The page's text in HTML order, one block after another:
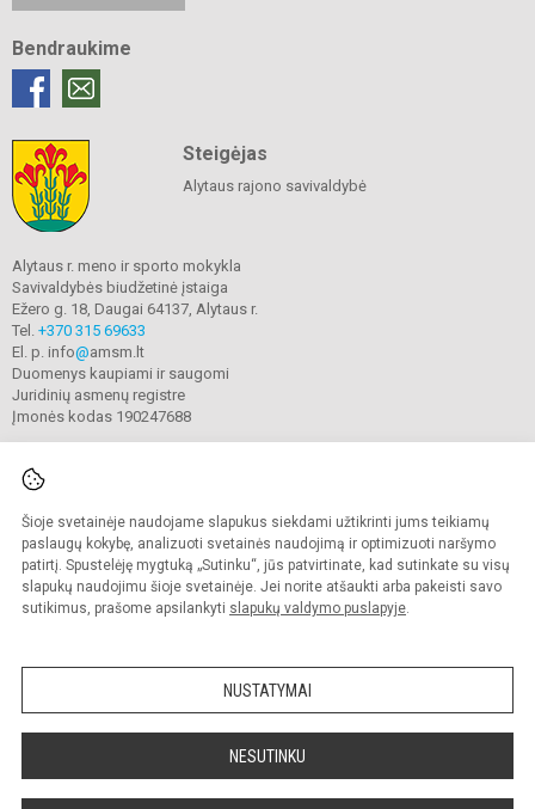
Šioje svetainėje naudojame slapukus siekdami užtikrinti jums teikiamų
paslaugų kokybę, analizuoti svetainės naudojimą ir optimizuoti naršymo
patirtį. Spustelėję mygtuką „Sutinku“, jūs patvirtinate, kad sutinkate su visų
slapukų naudojimu šioje svetainėje. Jei norite atšaukti arba pakeisti savo
sutikimus, prašome apsilankyti slapukų valdymo puslapyje.
NUSTATYMAI
NESUTINKU
Bendraukime
Steigėjas
Alytaus rajono savivaldybė
Alytaus r. meno ir sporto mokykla
Savivaldybės biudžetinė įstaiga
Ežero g. 18, Daugai 64137, Alytaus r.
Tel. +370 315 69633
El. p. info@amsm.lt
Duomenys kaupiami ir saugomi
Juridinių asmenų registre
Įmonės kodas 190247688
© 2020. Alytaus r. meno ir sporto mokykla. Visos teisės saugomos.
Kopijuoti turinį be raštiško mokyklos sutikimo griežtai draudžiama.
Prieinamumo paraiška Slapukų valdymas
Sumanus būdas atnaujinti